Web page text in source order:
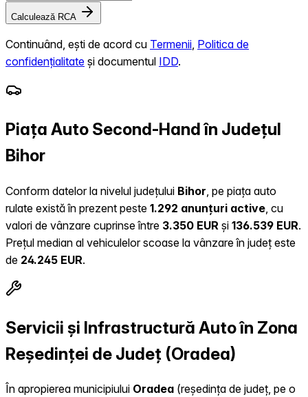
Calculează RCA
Continuând, ești de acord cu Termenii Politica de
confidențialitate și documentul IDD.
Piața Auto Second-Hand în Județul
Bihor
Conform datelor la nivelul județului Bihor , pe piața auto
rulate există în prezent peste 1.292 anunțuri active , cu
valori de vânzare cuprinse între 3.350 EUR și 136.539 EUR.
Prețul median al vehiculelor scoase la vânzare în județ este
de 24.245 EUR.
Servicii și Infrastructură Auto în Zona
Reședinței de Județ (Oradea)
În apropierea municipiului Oradea (reședința de județ, pe o